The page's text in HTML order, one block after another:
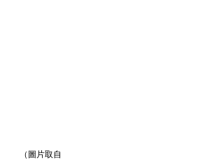
（圖片取自